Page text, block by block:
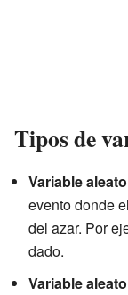
Tipos de
Variable
evento donde
del azar. Por
dado.
Variable